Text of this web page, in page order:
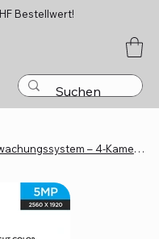
Bestellwert!
Srihome NVS010 5 MP Wi-Fi PTZ Überwachungssystem – 4-Kamera-Set mit 10,1″ Touch